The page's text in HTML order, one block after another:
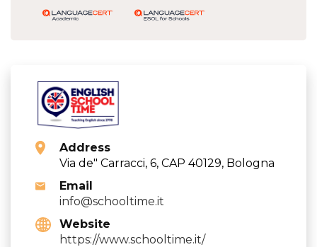
Address
Via de" Carracci, 6, CAP 40129, Bologna
Email
info@schooltime.it
Website
https://www.schooltime.it/